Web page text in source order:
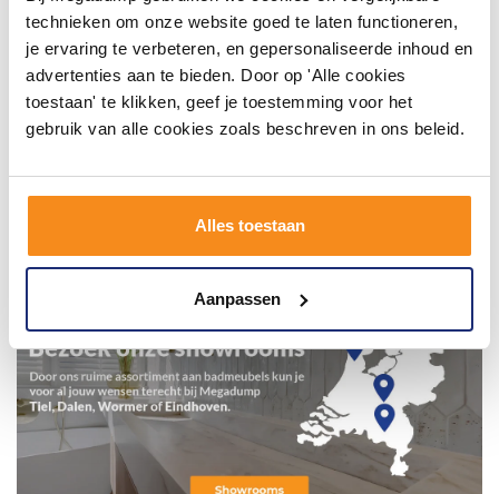
technieken om onze website goed te laten functioneren,
je ervaring te verbeteren, en gepersonaliseerde inhoud en
advertenties aan te bieden. Door op 'Alle cookies
toestaan' te klikken, geef je toestemming voor het
gebruik van alle cookies zoals beschreven in ons beleid.
Alles toestaan
Aanpassen